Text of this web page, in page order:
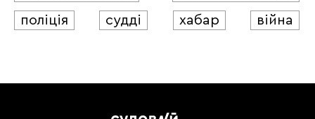
поліція
судді хабар війна